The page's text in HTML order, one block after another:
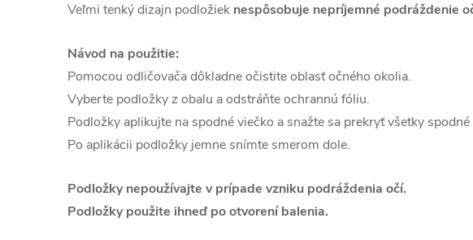
Veľmi tenký dizajn podložiek nespôsobuje nepríjemné podráždenie
Návod na použitie:
Pomocou odličovača dôkladne očistite oblasť očného okolia.
Vyberte podložky z obalu a odstráňte ochrannú fóliu.
Podložky aplikujte na spodné viečko a snažte sa prekryť všetky spodné
Po aplikácii podložky jemne snímte smerom dole.
Podložky nepoužívajte v prípade vzniku podráždenia očí.
Podložky použite ihneď po otvorení balenia.